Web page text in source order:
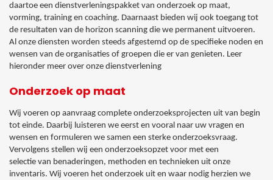
daartoe een dienstverleningspakket van onderzoek op maat,
vorming, training en coaching. Daarnaast bieden wij ook toegang tot
de resultaten van de horizon scanning die we permanent uitvoeren.
Al onze diensten worden steeds afgestemd op de specifieke noden en
wensen van de organisaties of groepen die er van genieten. Leer
hieronder meer over onze dienstverlening
Onderzoek op maat
Wij voeren op aanvraag complete onderzoeksprojecten uit van begin
tot einde. Daarbij luisteren we eerst en vooral naar uw vragen en
wensen en formuleren we samen een sterke onderzoeksvraag.
Vervolgens stellen wij een onderzoeksopzet voor met een
selectie van benaderingen, methoden en technieken uit onze
inventaris. Wij voeren het onderzoek uit en waar nodig herzien we